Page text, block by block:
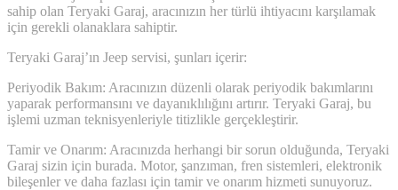
sahip olan Teryaki Garaj, aracınızın her türlü ihtiyacını karşılamak
için gerekli olanaklara sahiptir.
Teryaki Garaj’ın Jeep servisi, şunları içerir:
Periyodik Bakım: Aracınızın düzenli olarak periyodik bakımlarını
yaparak performansını ve dayanıklılığını artırır. Teryaki Garaj, bu
işlemi uzman teknisyenleriyle titizlikle gerçekleştirir.
Tamir ve Onarım: Aracınızda herhangi bir sorun olduğunda, Teryaki
Garaj sizin için burada. Motor, şanzıman, fren sistemleri, elektronik
bileşenler ve daha fazlası için tamir ve onarım hizmeti sunuyoruz.